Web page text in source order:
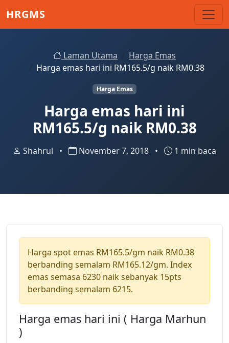
HRGMS
Laman Utama
Harga Emas
Harga emas hari ini RM165.5/g naik RM0.38
Harga Emas
Harga emas hari ini
RM165.5/g naik RM0.38
Shahrul • November 7, 2018 • 1 min baca
Harga spot emas RM165.5/gm naik RM0.38
berbanding semalam RM165.12/gm. Index
emas semasa 6230 naik sebanyak 15pts
berbanding semalam 6215.
Harga emas hari ini ( Harga Marhun
)